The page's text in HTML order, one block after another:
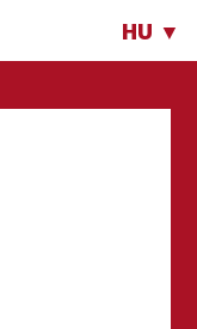
HU ▼